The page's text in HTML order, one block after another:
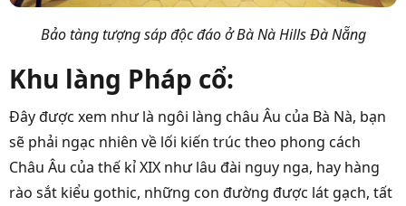
Bảo tàng tượng sáp độc đáo ở Bà Nà Hills Đà Nẵng
Khu làng Pháp cổ:
Đây được xem như là ngôi làng châu Âu của Bà Nà, bạn
sẽ phải ngạc nhiên về lối kiến trúc theo phong cách
Châu Âu của thế kỉ XIX như lâu đài nguy nga, hay hàng
rào sắt kiểu gothic, những con đường được lát gạch, tất